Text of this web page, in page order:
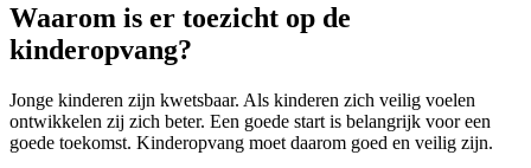
Waarom is er toezicht op de
kinderopvang?
Jonge kinderen zijn kwetsbaar. Als kinderen zich veilig voelen
ontwikkelen zij zich beter. Een goede start is belangrijk voor een
goede toekomst. Kinderopvang moet daarom goed en veilig zijn.